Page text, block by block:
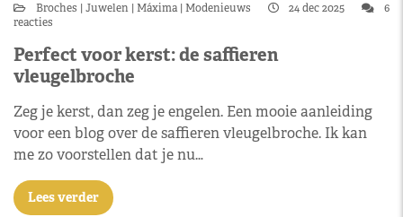
Broches Juwelen Máxima Modenieuws 24 dec 2025
6
reacties
Perfect voor kerst: de saffieren
vleugelbroche
Zeg je kerst, dan zeg je engelen. Een mooie aanleiding
voor een blog over de saffieren vleugelbroche. Ik kan
me zo voorstellen dat je nu…
Lees verder